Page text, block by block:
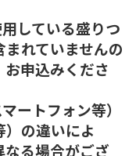
している盛りつ
れていませんの
申込みくださ
ートフォン等）
の違いによ
る場合がござ